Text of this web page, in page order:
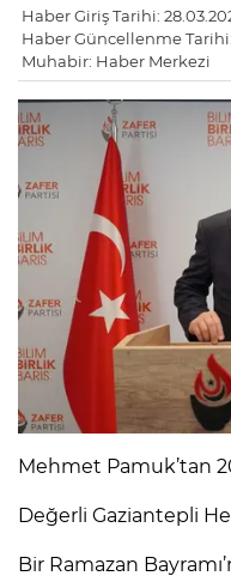
Haber Giriş Tarihi:
Haber Güncellenme Tarihi:
Muhabir: Haber Merkezi
Mehmet Pamuk’tan
Değerli Gaziantepli
Bir Ramazan